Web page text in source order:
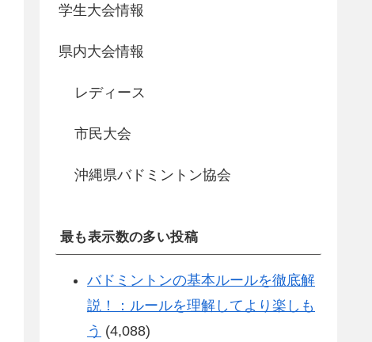
学生大会情報
県内大会情報
レディース
市民大会
沖縄県バドミントン協会
最も表示数の多い投稿
バドミントンの基本ルールを徹底解
説！：ルールを理解してより楽しも
う (4,088)